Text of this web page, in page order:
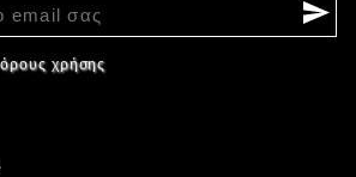
όρους χρήσης